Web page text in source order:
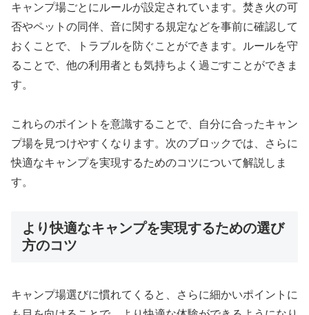
キャンプ場ごとにルールが設定されています。焚き火の可
否やペットの同伴、音に関する規定などを事前に確認して
おくことで、トラブルを防ぐことができます。ルールを守
ることで、他の利用者とも気持ちよく過ごすことができま
す。
これらのポイントを意識することで、自分に合ったキャン
プ場を見つけやすくなります。次のブロックでは、さらに
快適なキャンプを実現するためのコツについて解説しま
す。
より快適なキャンプを実現するための選び
方のコツ
キャンプ場選びに慣れてくると、さらに細かいポイントに